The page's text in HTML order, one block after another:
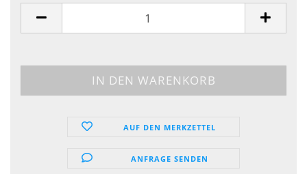
AUF DEN MERKZETTEL
ANFRAGE SENDEN